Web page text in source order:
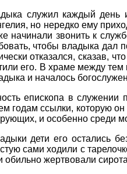
служил каждый день
но нередко ему
начинали звонить к
чтобы владыка дал
отказался, сказав,
его. В храме между
и началось
епископа в
годам ссылки, которую
и особенно среди
дети его остались
сами ходили с
обильно жертвовали